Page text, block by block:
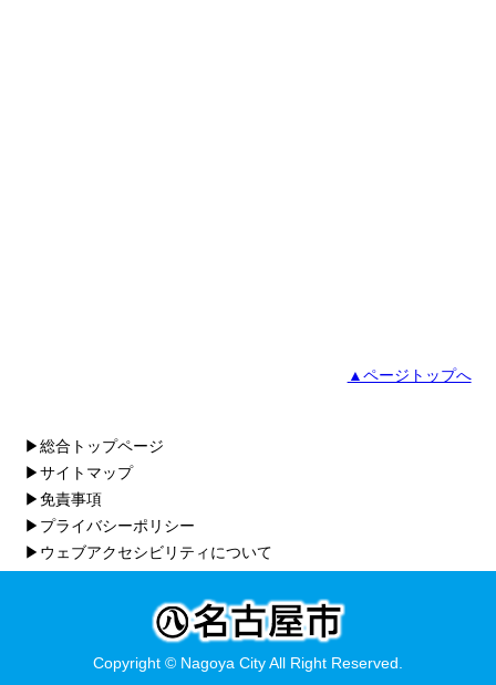
▲ページトップへ
▶総合トップページ
▶サイトマップ
▶免責事項
▶プライバシーポリシー
▶ウェブアクセシビリティについて
Copyright © Nagoya City All Right Reserved.